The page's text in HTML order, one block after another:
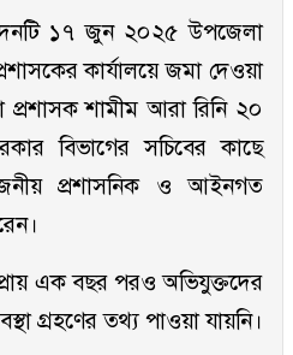
১৭ জুন ২০২৫ উপজেলা
কার্যালয়ে জমা দেওয়া
শামীম আরা রিনি ২০
বিভাগের সচিবের কাছে
প্রশাসনিক ও আইনগত
এক বছর পরও অভিযুক্তদের
গ্রহণের তথ্য পাওয়া যায়নি।